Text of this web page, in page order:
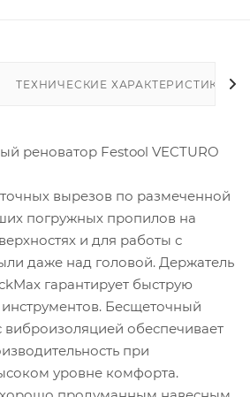
ТЕХНИЧЕСКИЕ ХАРАКТЕРИСТИКИ
реноватор Festool VECTURO
вырезов по размеченной
погружных пропилов на
и для работы с
даже над головой. Держатель
гарантирует быструю
Бесщеточный
виброизоляцией обеспечивает
при
уровне комфорта.